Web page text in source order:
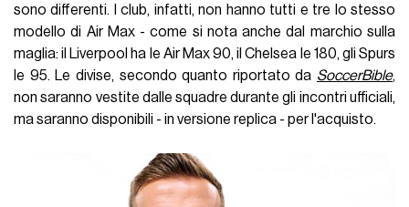
sono differenti. I club, infatti, non hanno tutti e tre lo stesso
modello di Air Max - come si nota anche dal marchio sulla
maglia: il Liverpool ha le Air Max 90, il Chelsea le 180, gli Spurs
le 95. Le divise, secondo quanto riportato da SoccerBible,
non saranno vestite dalle squadre durante gli incontri ufficiali,
ma saranno disponibili - in versione replica - per l'acquisto.